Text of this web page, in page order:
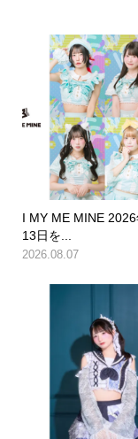
I MY ME MINE 2026
13日を...
2026.08.07